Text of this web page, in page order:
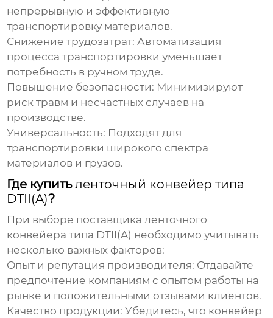
непрерывную и эффективную
транспортировку материалов.
Снижение трудозатрат: Автоматизация
процесса транспортировки уменьшает
потребность в ручном труде.
Повышение безопасности: Минимизируют
риск травм и несчастных случаев на
производстве.
Универсальность: Подходят для
транспортировки широкого спектра
материалов и грузов.
Где купитьленточный конвейер типа
DTII(A)?
При выборе поставщикаленточного
конвейера типа DTII(A) необходимо учитывать
несколько важных факторов:
Опыт и репутация производителя: Отдавайте
предпочтение компаниям с опытом работы на
рынке и положительными отзывами клиентов.
Качество продукции: Убедитесь, что конвейер